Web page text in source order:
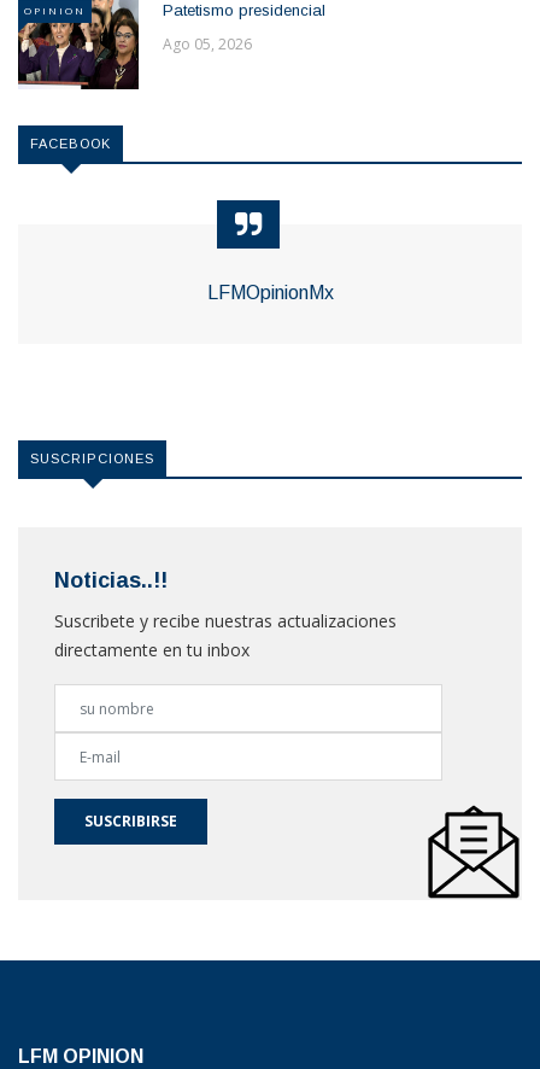
OPINION Patetismo presidencial
Ago 05, 2026
FACEBOOK
LFMOpinionMx
SUSCRIPCIONES
Noticias..!!
Suscribete y recibe nuestras actualizaciones
directamente en tu inbox
SUSCRIBIRSE
LFM OPINION